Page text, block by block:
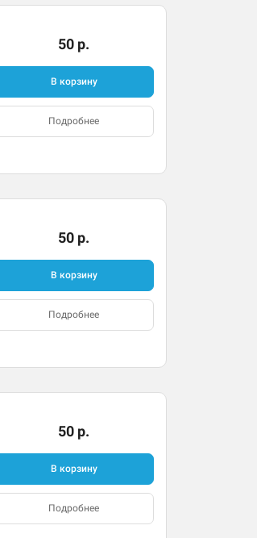
50 р.
В корзину
Подробнее
50 р.
В корзину
Подробнее
50 р.
В корзину
Подробнее